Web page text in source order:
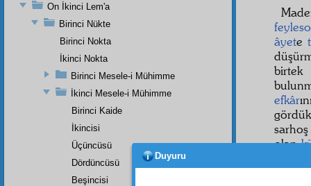
âyete
efkâr
olan
On İkinci Lem'a
Birinci Nükte
Birinci Nokta
İkinci Nokta
Birinci Mesele-i Mühimme
İkinci Mesele-i Mühimme
Birinci Kaide
İkincisi
Üçüncüsü
Dördüncüsü
Beşincisi
Duyuru